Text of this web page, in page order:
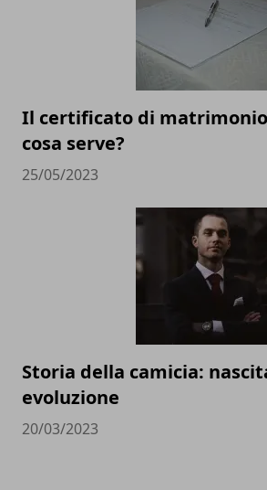
Il certificato di matrimonio:
cosa serve?
25/05/2023
Storia della camicia:
evoluzione
20/03/2023